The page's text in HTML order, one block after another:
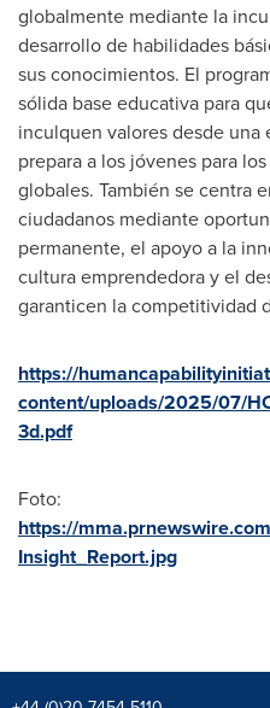
globalmente mediante la
desarrollo de habilidades
sus conocimientos. El
sólida base educativa para
inculquen valores desde una
prepara a los jóvenes para
globales. También se centra
ciudadanos mediante
permanente, el apoyo a la
cultura emprendedora y el
garanticen la competitividad
https://
content/uploads/2025/07/
3d.pdf
Foto:
https://
Insight_Report.jpg